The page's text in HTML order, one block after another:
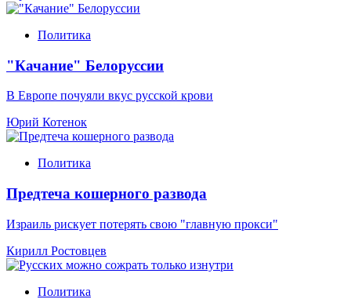
Политика
"Качание" Белоруссии
В Европе почуяли вкус русской крови
Юрий Котенок
Политика
Предтеча кошерного развода
Израиль рискует потерять свою "главную прокси"
Кирилл Ростовцев
Политика